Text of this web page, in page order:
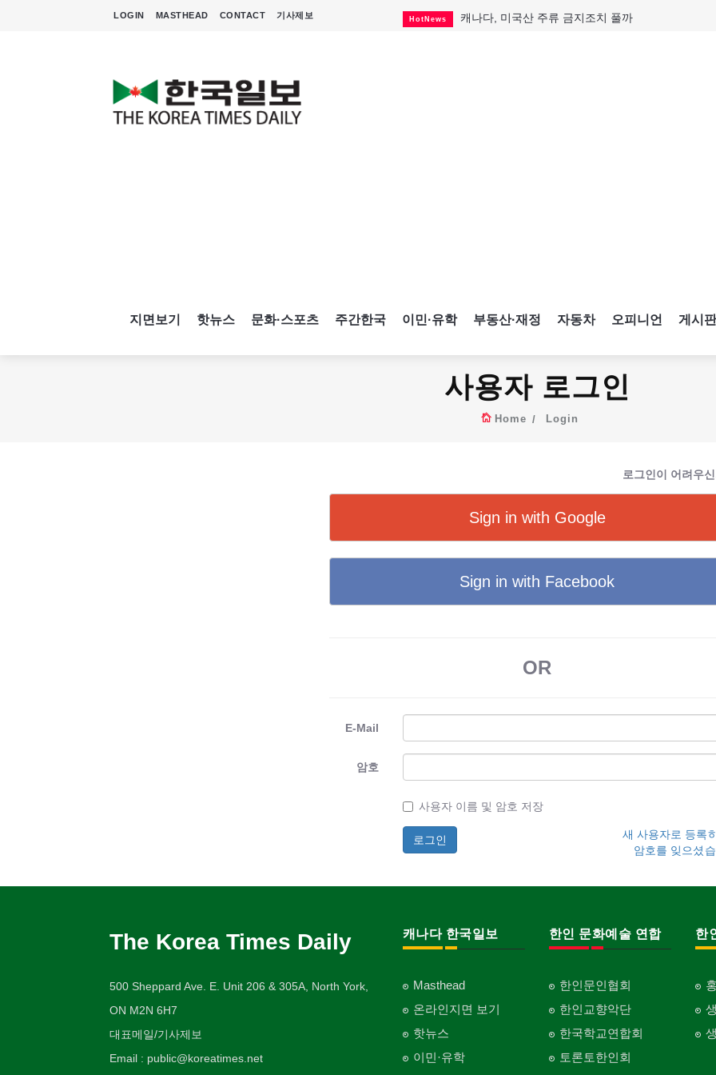
LOGIN MASTHEAD CONTACT 기사제보 HotNews 캐나다, 미국산 주류 금지조치 풀까
지면보기 핫뉴스 문화·스포츠 주간한국 이민·유학 부동산·재정 자동차 오피니언 게시판
사용자 로그인
Home Login
로그인이 어려우
Sign in with Google
Sign in with Facebook
OR
E-Mail
암호
사용자 이름 및 암호 저장
새 사용자로 등록
암호를 잊으셨
The Korea Times Daily
500 Sheppard Ave. E. Unit 206 & 305A, North York,
ON M2N 6H7
대표메일/기사제보
Email : public@koreatimes.net
캐나다 한국일보
Masthead
온라인지면 보기
핫뉴스
이민·유학
한인 문화예술 연합
한인문인협회
한인교향악단
한국학교연합회
토론토한인회
한